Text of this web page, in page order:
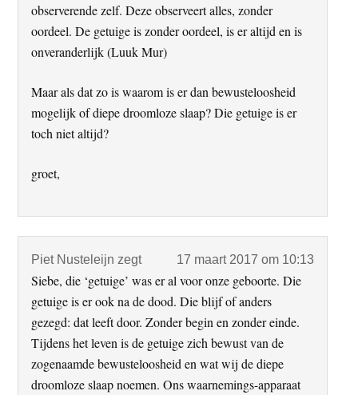
observerende zelf. Deze observeert alles, zonder
oordeel. De getuige is zonder oordeel, is er altijd en is
onveranderlijk (Luuk Mur)
Maar als dat zo is waarom is er dan bewusteloosheid
mogelijk of diepe droomloze slaap? Die getuige is er
toch niet altijd?
groet,
Piet Nusteleijn zegt 17 maart 2017 om 10:13
Siebe, die ‘getuige’ was er al voor onze geboorte. Die
getuige is er ook na de dood. Die blijf of anders
gezegd: dat leeft door. Zonder begin en zonder einde.
Tijdens het leven is de getuige zich bewust van de
zogenaamde bewusteloosheid en wat wij de diepe
droomloze slaap noemen. Ons waarnemings-apparaat